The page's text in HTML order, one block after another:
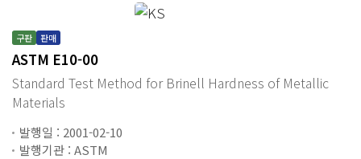
구판 판매
ASTM E10-00
Standard Test Method for Brinell Hardness of Metallic
Materials
발행일 : 2001-02-10
발행기관 : ASTM